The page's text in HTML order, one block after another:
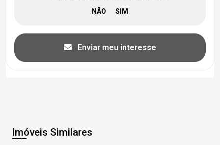
Enviar meu interesse
Imóveis Similares